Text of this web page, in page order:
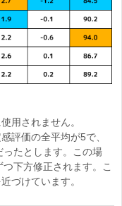
用されません。
評価の全平均が5で、
ったとします。この場
下方修正されます。こ
づけています。